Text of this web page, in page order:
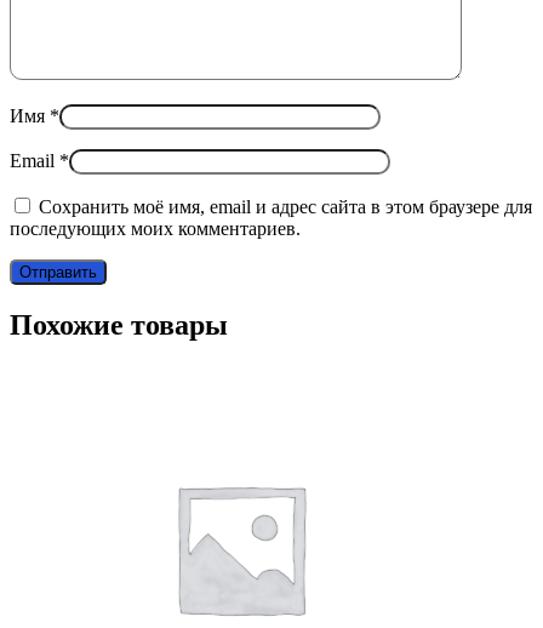
Имя *
Email *
Сохранить моё имя, email и адрес сайта в этом браузере для
последующих моих комментариев.
Похожие товары